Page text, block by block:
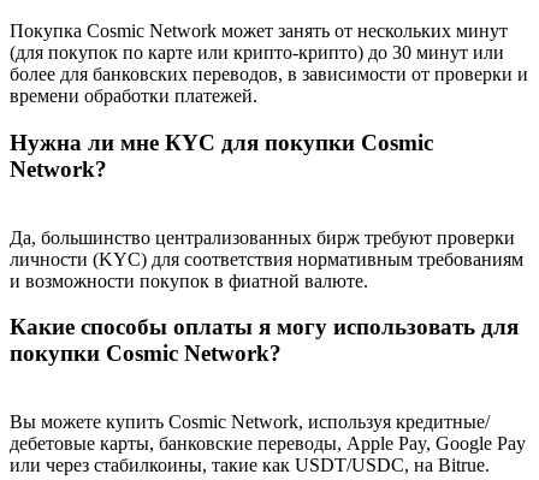
Exclusive for BitMart Users
Register & Trade to Win 500,000 USDT
Trade Gold & Silver · 33,333 USDT Bonus
USDT New User Exclusive 10% APR
Покупка Cosmic Network может занять от нескольких минут
(для покупок по карте или крипто-крипто) до 30 минут или
более для банковских переводов, в зависимости от проверки и
времени обработки платежей.
Нужна ли мне КYC для покупки Cosmic
Network?
Да, большинство централизованных бирж требуют проверки
личности (KYC) для соответствия нормативным требованиям
и возможности покупок в фиатной валюте.
Какие способы оплаты я могу использовать для
покупки Cosmic Network?
Вы можете купить Cosmic Network, используя кредитные/
дебетовые карты, банковские переводы, Apple Pay, Google Pay
или через стабилкоины, такие как USDT/USDC, на Bitrue.